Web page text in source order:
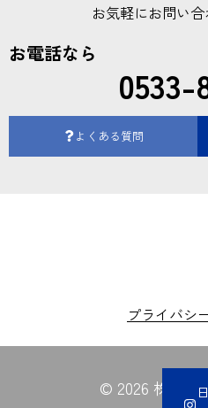
お気軽にお問い合
お電話なら
0533-
よくある質問
プライバシ
© 2026 株式会